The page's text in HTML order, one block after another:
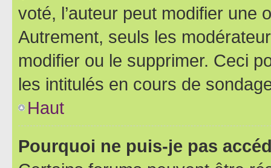
voté, l’auteur peut modifier une
Autrement, seuls les
modifier ou le supprimer. Ceci
les intitulés en cours de
Haut
Pourquoi ne puis-je pas